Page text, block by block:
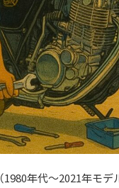
（1980年代〜2021年モ